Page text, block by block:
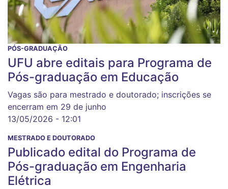
PÓS-GRADUAÇÃO
UFU abre editais para Programa de
Pós-graduação em Educação
Vagas são para mestrado e doutorado; inscrições se
encerram em 29 de junho
13/05/2026 - 12:01
MESTRADO E DOUTORADO
Publicado edital do Programa de
Pós-graduação em Engenharia
Elétrica